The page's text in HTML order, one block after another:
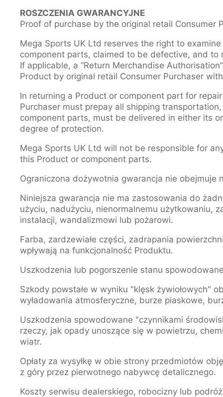
ROSZCZENIA GWARANCYJNE
Proof of purchase by the original retail Consumer
Mega Sports UK Ltd reserves the right to
component parts, claimed to be defective, and
If applicable, a “Return Merchandise
Product by original retail Consumer Purchaser
In returning a Product or component part for
Purchaser must prepay all shipping
component parts, must be delivered in either its
degree of protection.
Mega Sports UK Ltd will not be responsible for
this Product or component parts.
Ograniczona dożywotnia gwarancja nie obejmuje
Niniejsza gwarancja nie ma zastosowania do
użyciu, nadużyciu, nienormalnemu użytkowaniu,
instalacji, wandalizmowi lub pożarowi.
Farba, zardzewiałe części, zadrapania
wpływają na funkcjonalność Produktu.
Uszkodzenia lub pogorszenie stanu
Szkody powstałe w wyniku "klęsk żywiołowych"
wyładowania atmosferyczne, burze piaskowe,
Uszkodzenia spowodowane "czynnikami
rzeczy, jak opady unoszące się w powietrzu,
wiatr.
Opłaty za wysyłkę w obie strony przedmiotów
z góry przez pierwotnego nabywcę detalicznego.
Koszty serwisu dealerskiego, robocizny lub